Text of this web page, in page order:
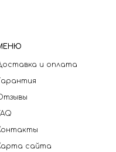
и оплата
Гарантия
сайта